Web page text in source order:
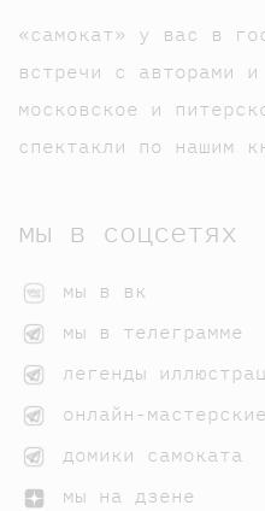
«самокат» у вас в
встречи с авторами и
московское и
спектакли по нашим
мы в соцсетях
мы в вк
мы в телеграмме
легенды
онлайн-мастерские
домики самоката
мы на дзене